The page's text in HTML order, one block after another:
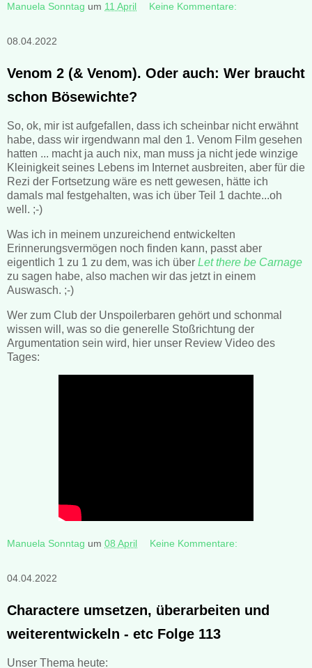
Manuela Sonntag um 11 April Keine Kommentare:
08.04.2022
Venom 2 (& Venom). Oder auch: Wer braucht
schon Bösewichte?
So, ok, mir ist aufgefallen, dass ich scheinbar nicht erwähnt
habe, dass wir irgendwann mal den 1. Venom Film gesehen
hatten ... macht ja auch nix, man muss ja nicht jede winzige
Kleinigkeit seines Lebens im Internet ausbreiten, aber für die
Rezi der Fortsetzung wäre es nett gewesen, hätte ich
damals mal festgehalten, was ich über Teil 1 dachte...oh
well. ;-)
Was ich in meinem unzureichend entwickelten
Erinnerungsvermögen noch finden kann, passt aber
eigentlich 1 zu 1 zu dem, was ich über Let there be Carnage
zu sagen habe, also machen wir das jetzt in einem
Auswasch. ;-)
Wer zum Club der Unspoilerbaren gehört und schonmal
wissen will, was so die generelle Stoßrichtung der
Argumentation sein wird, hier unser Review Video des
Tages:
Manuela Sonntag um 08 April Keine Kommentare:
04.04.2022
Charactere umsetzen, überarbeiten und
weiterentwickeln - etc Folge 113
Unser Thema heute: